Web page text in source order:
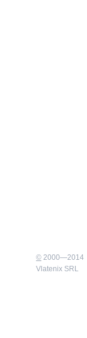
© 2000—2014
Vlatenix SRL